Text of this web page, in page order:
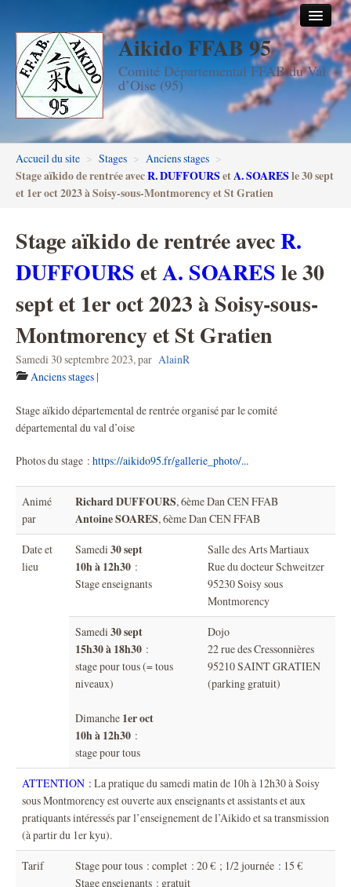
Aikido FFAB 95
Comité Départemental FFAB du Val
d’Oise (95)
Accueil
Les dojos
Stages
Les enseignants
FFAB95
Aïkido enfants & ados
Inscription DAN en ligne
Passage de grades DAN
Photos
Accueil du site > Stages > Anciens stages >
Stage aïkido de rentrée avecR. DUFFOURSetA. SOARESle 30 sept
et 1er oct 2023 à Soisy-sous-Montmorency et St Gratien
Stage aïkido de rentrée avecR.
DUFFOURSetA. SOARESle 30
sept et 1er oct 2023 à Soisy-sous-
Montmorency et St Gratien
Samedi 30 septembre 2023,par AlainR
Anciens stages |
Stage aïkido départemental de rentrée organisé par le comité
départemental du val d’oise
Photos du stage : https://aikido95.fr/gallerie_photo/...
Animé
par
Richard DUFFOURS, 6ème Dan CEN FFAB
Antoine SOARES, 6ème Dan CEN FFAB
Date et
lieu
Samedi 30 sept
10h à 12h30 :
Stage enseignants
Salle des Arts Martiaux
Rue du docteur Schweitzer
95230 Soisy sous
Montmorency
Samedi 30 sept
15h30 à 18h30 :
stage pour tous (= tous
niveaux)
Dimanche 1er oct
10h à 12h30 :
stage pour tous
Dojo
22 rue des Cressonnières
95210 SAINT GRATIEN
(parking gratuit)
ATTENTION : La pratique du samedi matin de 10h à 12h30 à Soisy
sous Montmorency est ouverte aux enseignants et assistants et aux
pratiquants intéressés par l’enseignement de l’Aikido et sa transmission
(à partir du 1er kyu).
Tarif
Stage pour tous : complet : 20 € ; 1/2 journée : 15 €
Stage enseignants : gratuit